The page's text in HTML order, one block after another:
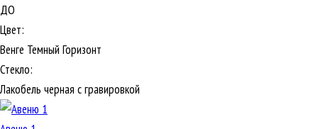
ДО
Цвет:
Венге Темный Горизонт
Стекло:
Лакобель черная с гравировкой